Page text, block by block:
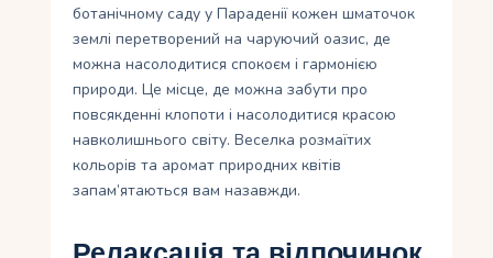
ботанічному саду у Параденії кожен шматочок
землі перетворений на чаруючий оазис, де
можна насолодитися спокоєм і гармонією
природи. Це місце, де можна забути про
повсякденні клопоти і насолодитися красою
навколишнього світу. Веселка розмаїтих
кольорів та аромат природних квiтiв
запам’ятаються вам назавжди.